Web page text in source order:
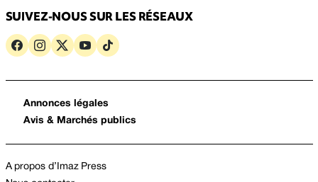
SUIVEZ-NOUS SUR LES RÉSEAUX
Annonces légales
Avis & Marchés publics
A propos d’Imaz Press